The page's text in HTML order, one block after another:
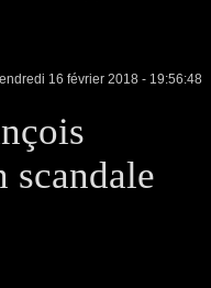
16 février 2018 - 19:56:48
scandale